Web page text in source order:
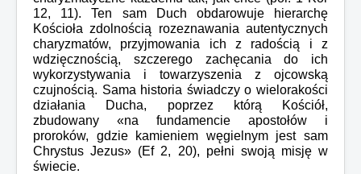
12, 11). Ten sam Duch obdarowuje hierarchę
Kościoła zdolnością rozeznawania autentycznych
charyzmatów, przyjmowania ich z radością i z
wdzięcznością, szczerego zachęcania do ich
wykorzystywania i towarzyszenia z ojcowską
czujnością. Sama historia świadczy o wielorakości
działania Ducha, poprzez którą Kościół,
zbudowany «na fundamencie apostołów i
proroków, gdzie kamieniem węgielnym jest sam
Chrystus Jezus» (Ef 2, 20), pełni swoją misję w
świecie.